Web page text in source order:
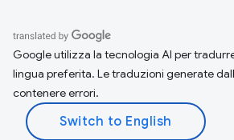
Google utilizza la tecnologia AI per
lingua preferita. Le traduzioni generate
contenere errori.